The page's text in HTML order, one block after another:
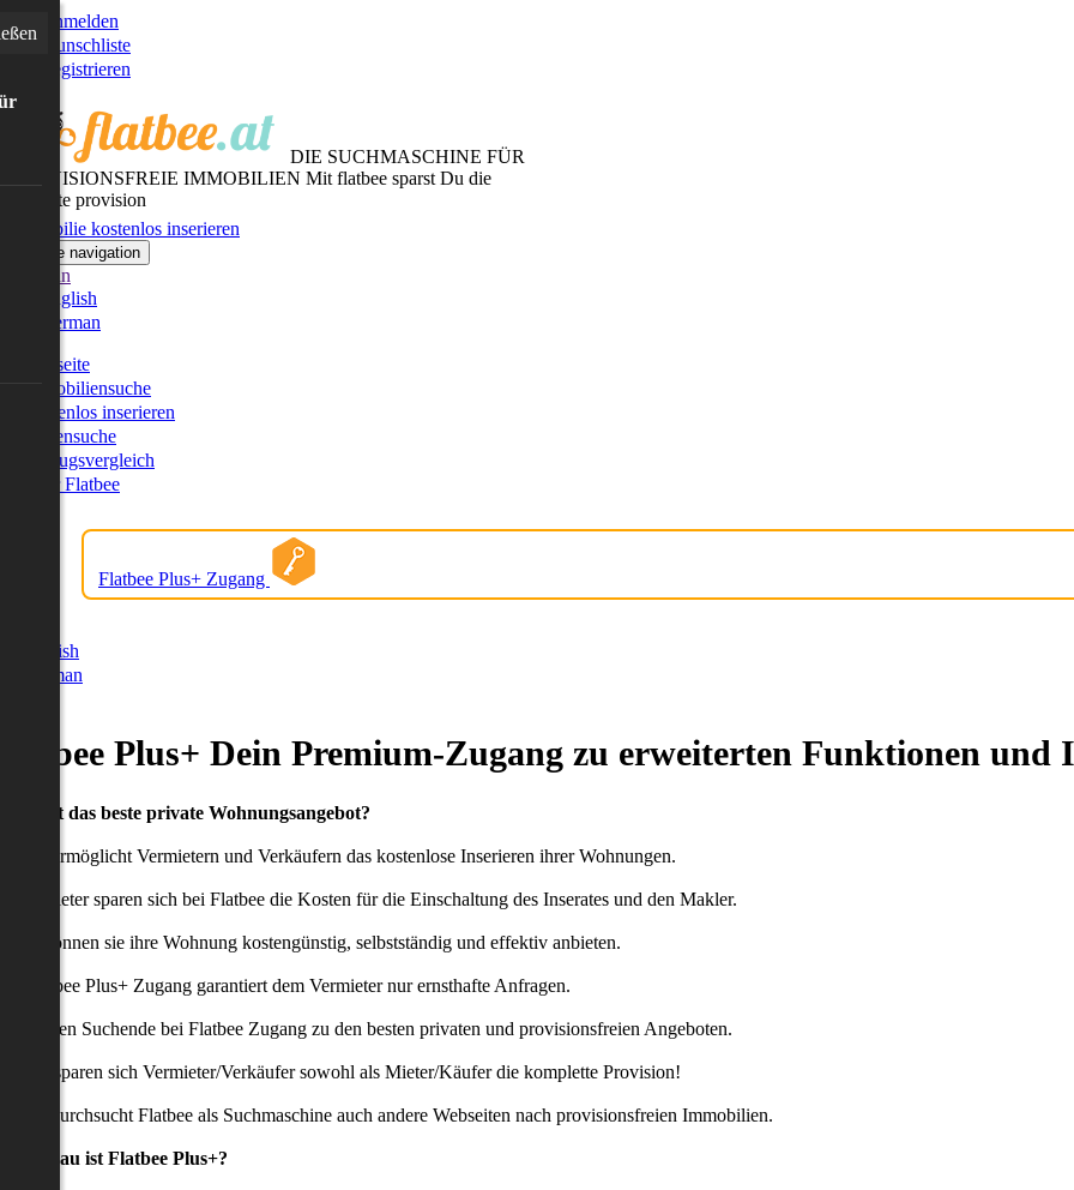
Anmelden
Wunschliste
Registrieren
DIE SUCHMASCHINE FÜR
PROVISIONSFREIE IMMOBILIEN Mit flatbee sparst Du die
gesamte provision
Immobilie kostenlos inserieren
Toggle navigation
German
English
German
Startseite
Immobiliensuche
Kostenlos inserieren
Kartensuche
Umzugsvergleich
Über Flatbee
Flatbee Plus+ Zugang
English
German
Plus+ Dein Premium-Zugang zu erweiterten Funktionen und
willst das beste private Wohnungsangebot?
ermöglicht Vermietern und Verkäufern das kostenlose Inserieren ihrer Wohnungen.
Anbieter sparen sich bei Flatbee die Kosten für die Einschaltung des Inserates und den Makler.
können sie ihre Wohnung kostengünstig, selbstständig und effektiv anbieten.
Flatbee Plus+ Zugang garantiert dem Vermieter nur ernsthafte Anfragen.
erhalten Suchende bei Flatbee Zugang zu den besten privaten und provisionsfreien Angeboten.
uns sparen sich Vermieter/Verkäufer sowohl als Mieter/Käufer die komplette Provision!
durchsucht Flatbee als Suchmaschine auch andere Webseiten nach provisionsfreien Immobilien.
genau ist Flatbee Plus+?